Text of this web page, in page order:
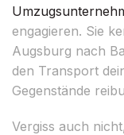
engagieren. Sie
Augsburg nach
den Transport
Gegenstände
Vergiss auch